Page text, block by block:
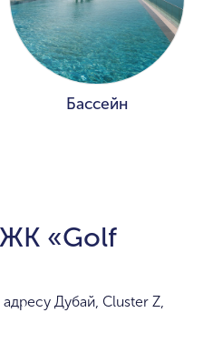
Бассейн
«Golf
Дубай, Cluster Z,